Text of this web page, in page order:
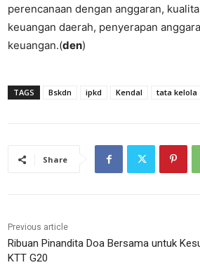
perencanaan dengan anggaran,
keuangan daerah, penyerapan
keuangan.(den)
TAGS Bskdn ipkd Kendal tata kelola
Share
Previous article
Ribuan Pinandita Doa Bersama untuk
KTT G20